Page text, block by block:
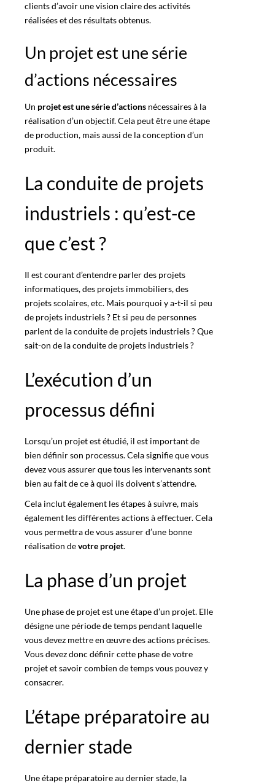
clients d’avoir une vision claire des activités
réalisées et des résultats obtenus.
Un projet est une série
d’actions nécessaires
Un projet est une série d’actions nécessaires à la
réalisation d’un objectif. Cela peut être une étape
de production, mais aussi de la conception d’un
produit.
La conduite de projets
industriels : qu’est-ce
que c’est ?
Il est courant d’entendre parler des projets
informatiques, des projets immobiliers, des
projets scolaires, etc. Mais pourquoi y a-t-il si peu
de projets industriels ? Et si peu de personnes
parlent de la conduite de projets industriels ? Que
sait-on de la conduite de projets industriels ?
L’exécution d’un
processus défini
Lorsqu’un projet est étudié, il est important de
bien définir son processus. Cela signifie que vous
devez vous assurer que tous les intervenants sont
bien au fait de ce à quoi ils doivent s’attendre.
Cela inclut également les étapes à suivre, mais
également les différentes actions à effectuer. Cela
vous permettra de vous assurer d’une bonne
réalisation devotre projet.
La phase d’un projet
Une phase de projet est une étape d’un projet. Elle
désigne une période de temps pendant laquelle
vous devez mettre en œuvre des actions précises.
Vous devez donc définir cette phase de votre
projet etsavoir combien de temps vous pouvez y
consacrer.
L’étape préparatoire au
dernier stade
Une étape préparatoire au dernier stade, la